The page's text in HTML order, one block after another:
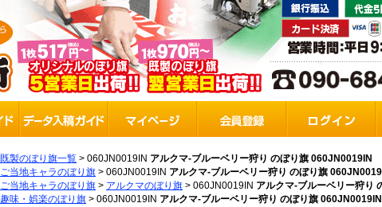
既製のぼり旗一覧 > 060JN0019IN アルクマ-ブルーベリー狩り のぼり旗 060JN0019IN
ご当地キャラのぼり旗 > 060JN0019IN アルクマ-ブルーベリー狩り のぼり旗
ご当地キャラのぼり旗 > アルクマのぼり旗 > 060JN0019IN アルクマ-ブルーベリー狩り
趣味・娯楽のぼり旗 > 060JN0019IN アルクマ-ブルーベリー狩り のぼり旗 060JN0019IN